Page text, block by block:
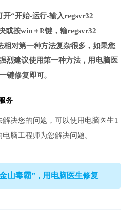
“开始-运行-输入regsvr32
或按win＋R键，输regsvr32
相对第一种方法复杂很多，如果您
烈建议使用第一种方法，用电脑医
键修复即可。
务
决您的问题，可以使用电脑医生1
脑工程师为您解决问题。
山毒霸”，用电脑医生修复